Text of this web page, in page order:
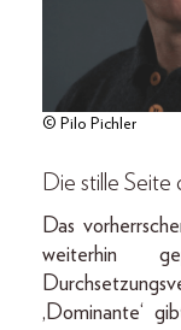
© Pilo Pichler
Die stille Seite
Das
weiterhin
,Dominante‘